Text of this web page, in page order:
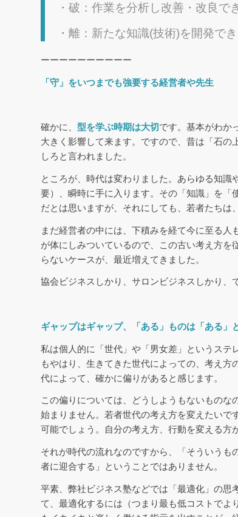
・破：作業を分析し改善・改良で
・離：新たな知識(技術)を開発でき
ーーーーーーーーーー
「守」をいつまでも強要する経営者や先生
確かに、 型を学ぶ時期は大切です。基本がわか
大きく影響して来ます。ですので、昔は「石
しろと言われました。
ところが、時代は変わりました。あらゆる知
要）、瞬時に手に入ります。その「知識」を
だとは思いますが、それにしても、若者たちは
まだ経営者の中には、下積みを経て今に至る人
が体にしみついているので、この古い考え方を
らないケースが、最近増えてきました。
協会ビジネスしかり、サロンビジネスしかり、
ギャップはギャップ、「ある」ものは「ある」
私は個人的に「世代」や「男女差」というス
もやはり、生きてきた世代によっての、考え方
代によって、確かに偏りがあると感じます。
この偏りについては、どうしようもないもの
始まりません。若者世代の考え方を変えたいで
可能でしょう。自分の考え方、行動を変える方
それが時代の流れなのですから、「そういう
者に迎合する」ということではありません。
平素、弊社ビジネス塾などでは「最適化」の思
て、最適化するには（つまり最も低コストで